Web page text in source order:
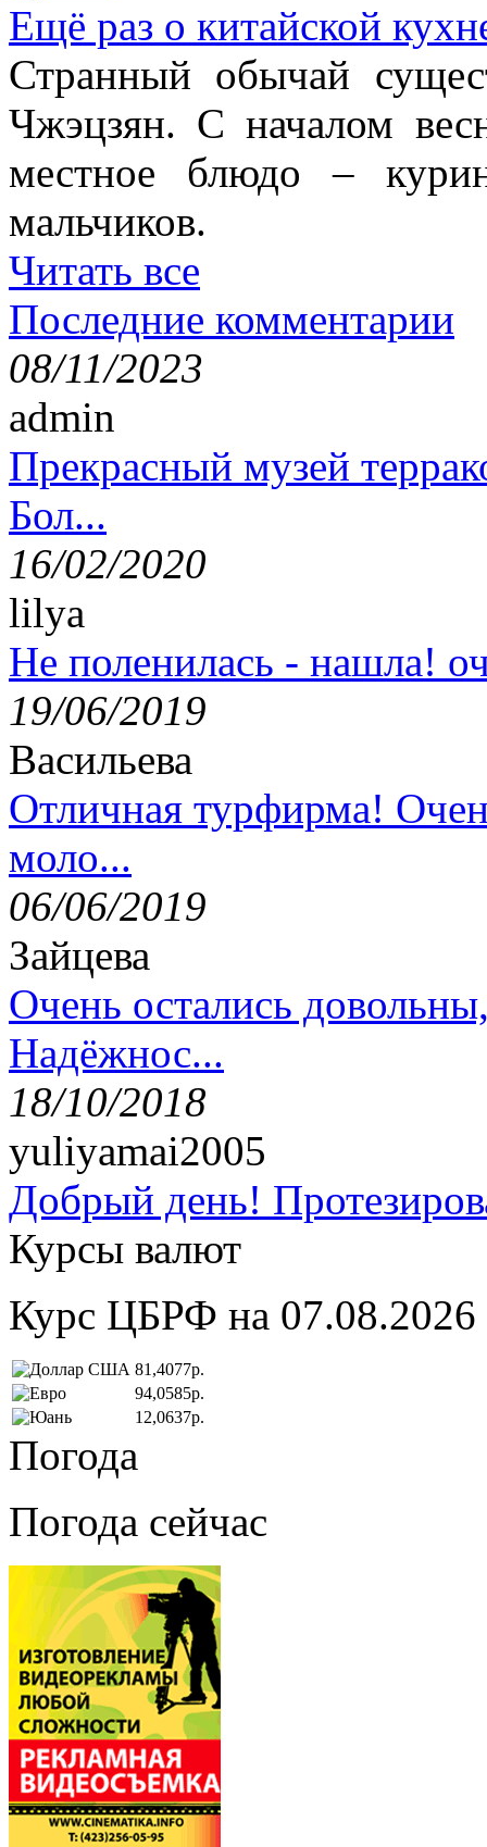
Ещё раз о китайской
Странный обычай
Чжэцзян. С началом
местное блюдо –
мальчиков.
Читать все
Последние комментарии
08/11/2023
admin
Прекрасный музей
Бол...
16/02/2020
lilya
Не поленилась - нашла!
19/06/2019
Васильева
Отличная турфирма!
моло...
06/06/2019
Зайцева
Очень остались
Надёжнос...
18/10/2018
yuliyamai2005
Добрый день!
Курсы валют
Курс ЦБРФ на 07.08.2026
81,4077р.
94,0585р.
12,0637р.
Погода
Погода сейчас